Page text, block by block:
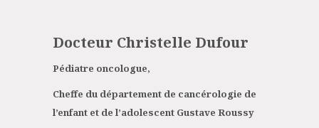
Docteur Christelle Dufour
Pédiatre oncologue,
Cheffe du département de cancérologie de
l’enfant et de l’adolescent Gustave Roussy